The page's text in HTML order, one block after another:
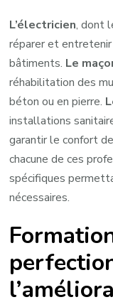
L’électricien, dont
réparer et
bâtiments. Le
réhabilitation des
béton ou en pierre.
installations
garantir le confort
chacune de ces
spécifiques
nécessaires.